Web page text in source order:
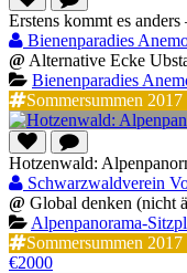
Erstens kommt es
Bienenparadies
@ Alternative Ecke
Bienenparadies
Sommersummen 2017
Hotzenwald:
Schwarzwaldverein
@ Global denken (nicht
Alpenpanorama-
Sommersummen 2017
€2000